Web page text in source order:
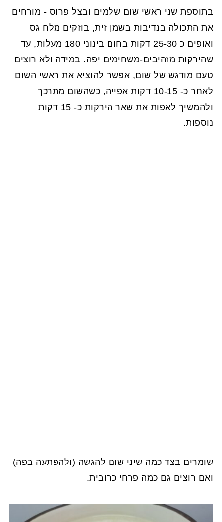
בתוספת שני ראשי שום שלמים ובצל פרוס - מורחים
את התכולה בנדיבות בשמן זית, בוזקים מלח גס
ואופים כ 25-30 דקות בחום בינוני 180 מעלות, עד
שהירקות מזהיבים-משחימים יפה. במידה ולא רוצים
טעם מודגש של שום, אפשר להוציא את ראשי השום
לאחר כ- 10-15 דקות אפייה, כשהשום מתרכך
ולהמשיך לאפות את שאר הירקות כ- 15 דקות
נוספות.
שומרים בצד כמה שיני שום להגשה (ולהפתעה בפה)
ואם רוצים גם כמה פרחי כרובית.